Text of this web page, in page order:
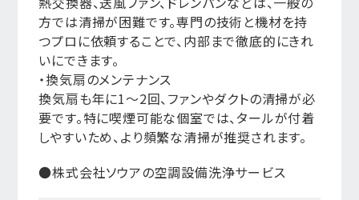
方では清掃が困難です。専門の技術と機材を持
つプロに依頼することで、内部まで徹底的にきれ
いにできます。
・換気扇のメンテナンス
換気扇も年に1〜2回、ファンやダクトの清掃が必
要です。特に喫煙可能な個室では、タールが付着
しやすいため、より頻繁な清掃が推奨されます。
●株式会社ソウアの空調設備洗浄サービス